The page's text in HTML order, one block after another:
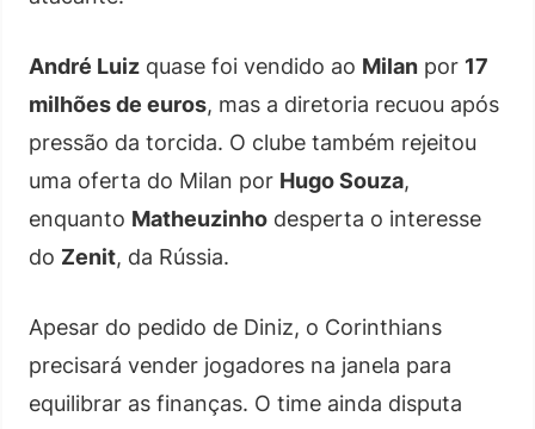
André Luiz quase foi vendido ao Milan por 17
milhões de euros, mas a diretoria recuou após
pressão da torcida. O clube também rejeitou
uma oferta do Milan por Hugo Souza,
enquanto Matheuzinho desperta o interesse
do Zenit, da Rússia.
Apesar do pedido de Diniz, o Corinthians
precisará vender jogadores na janela para
equilibrar as finanças. O time ainda disputa